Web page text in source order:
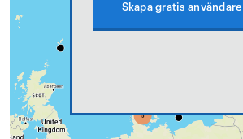
Skapa gratis användare